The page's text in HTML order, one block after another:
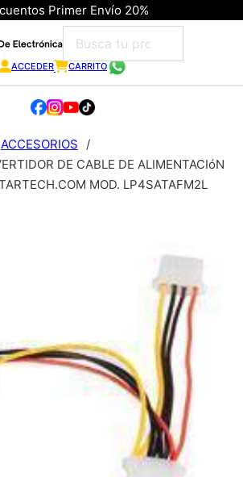
Primer Envío 20%
ACCEDER CARRITO
ACCESORIOS
/
DE CABLE DE ALIMENTACIóN
MOD. LP4SATAFM2L